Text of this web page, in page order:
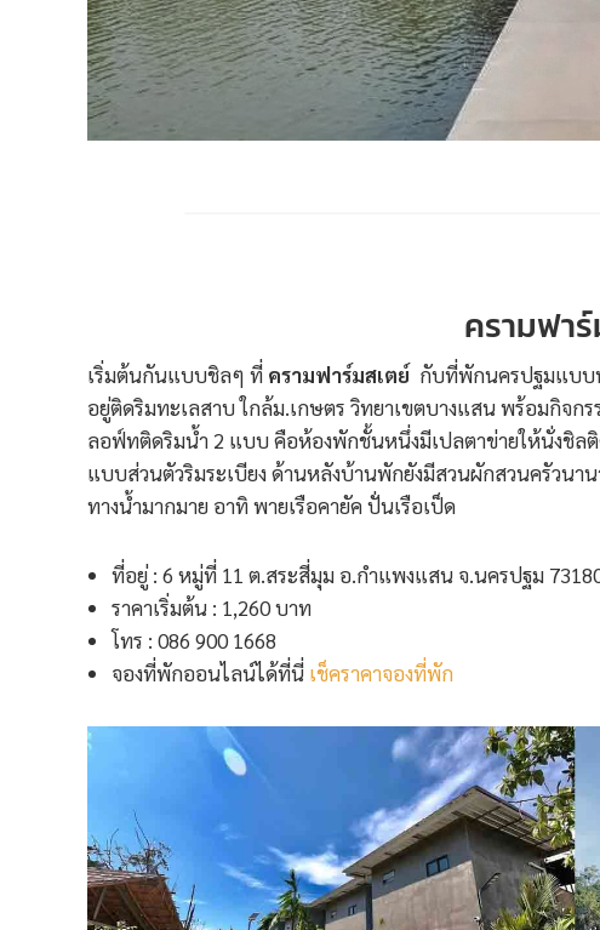
ครามฟา
เริ่มต้นกันแบบชิลๆ ที่ ครามฟาร์มสเตย์ กับที่พักนครปฐมแบบ
อยู่ติดริมทะเลสาบ ใกล้ม.เกษตร วิทยาเขตบางแสน พร้อมกิจ
ลอฟ์ทติดริมน้ำ 2 แบบ คือห้องพักชั้นหนึ่งมีเปลตาข่ายให้นั่งชิ
แบบส่วนตัวริมระเบียง ด้านหลังบ้านพักยังมีสวนผักสวนครัวนา
ทางน้ำมากมาย อาทิ พายเรือคายัค ปั่นเรือเป็ด
ที่อยู่ : 6 หมู่ที่ 11 ต.สระสี่มุม อ.กำแพงแสน จ.นครปฐม
ราคาเริ่มต้น : 1,260 บาท
โทร : 086 900 1668
จองที่พักออนไลน์ได้ที่นี่ เช็คราคาจองที่พัก